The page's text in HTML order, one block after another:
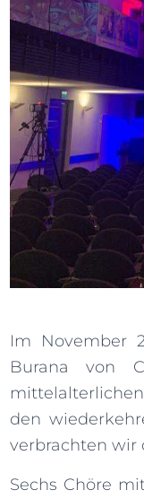
Im November
Burana von
den
verbrachten wir
Sechs Chöre